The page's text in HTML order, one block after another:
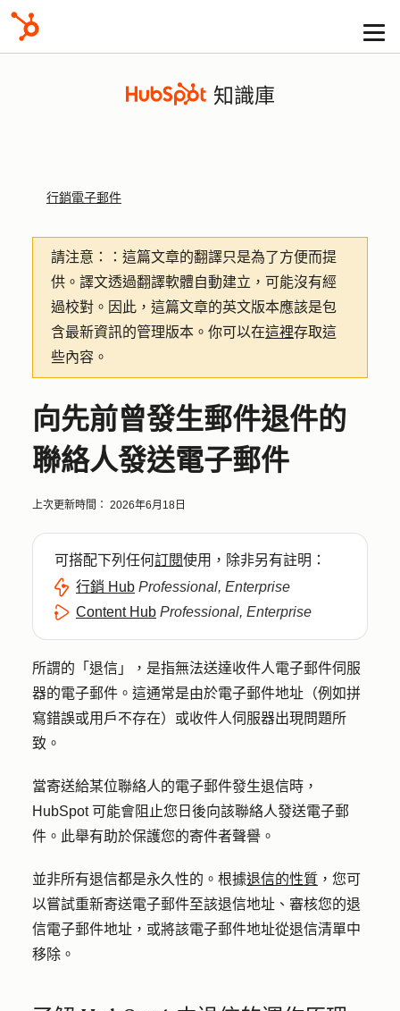
知識庫
行銷電子郵件
請注意：
：這篇文章的翻譯只是為了方便而提
供。譯文透過翻譯軟體自動建立，可能沒有經
過校對。因此，這篇文章的英文版本應該是包
含最新資訊的管理版本。你可以在這裡存取這
些內容。
向先前曾發生郵件退件的
聯絡人發送電子郵件
上次更新時間： 2026年6月18日
可搭配下列任何訂閱使用，除非另有註明：
行銷 Hub Professional, Enterprise
Content Hub Professional, Enterprise
所謂的「退信」，是指無法送達收件人電子郵件伺服
器的電子郵件。這通常是由於電子郵件地址（例如拼
寫錯誤或用戶不存在）或收件人伺服器出現問題所
致。
當寄送給某位聯絡人的電子郵件發生退信時，
HubSpot 可能會阻止您日後向該聯絡人發送電子郵
件。此舉有助於保護您的寄件者聲譽。
並非所有退信都是永久性的。根據退信的性質 ，您可
以嘗試重新寄送電子郵件至該退信地址、審核您的退
信電子郵件地址，或將該電子郵件地址從退信清單中
移除。